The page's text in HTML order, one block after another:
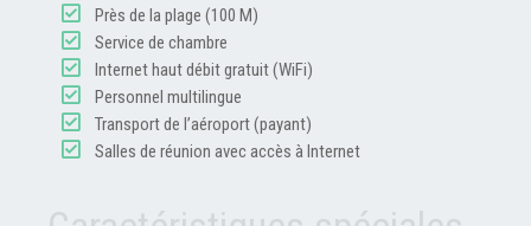
Près de la plage (100 M)
Service de chambre
Internet haut débit gratuit (WiFi)
Personnel multilingue
Transport de l’aéroport (payant)
Salles de réunion avec accès à Internet